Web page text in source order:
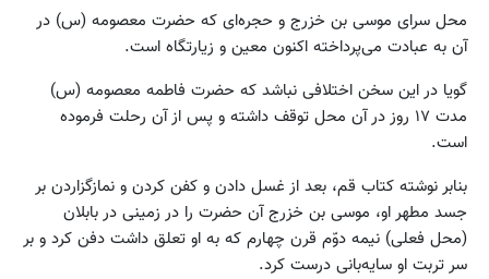
محل سرای موسی بن خزرج و حجره‌ای که حضرت معصومه (س) در
آن به عبادت می‌پرداخته اکنون معین و زیارتگاه است.
گویا در این سخن اختلافی نباشد که حضرت فاطمه معصومه (س)
مدت ۱۷ روز در آن محل توقف داشته و پس از آن رحلت فرموده
است.
بنابر نوشته کتاب قم، بعد از غسل دادن و کفن کردن و نمازگزاردن بر
جسد مطهر او، موسی بن خزرج آن حضرت را در زمینی در بابلان
(محل فعلی) نیمه دوّم قرن چهارم که به او تعلق داشت دفن کرد و بر
سر تربت او سایه‌بانی درست کرد.